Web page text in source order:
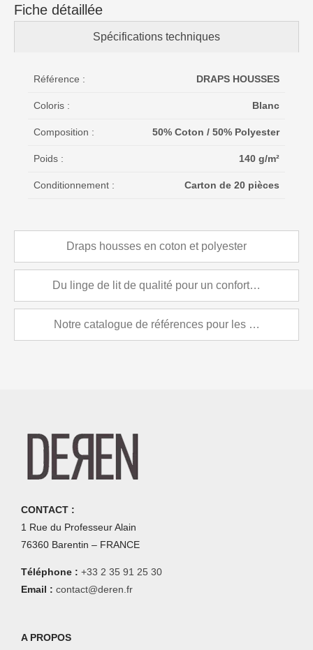
Fiche détaillée
Spécifications techniques
Draps housses en coton et polyester
Du linge de lit de qualité pour un confort inégalable
Notre catalogue de références pour les
Référence : DRAPS HOUSSES
Coloris : Blanc
Composition : 50% Coton / 50% Polyester
Poids : 140 g/m²
Conditionnement : Carton de 20 pièces
CONTACT :
1 Rue du Professeur Alain
76360 Barentin – FRANCE
Téléphone : +33 2 35 91 25 30
Email : contact@deren.fr
A PROPOS